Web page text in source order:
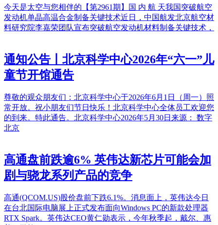
今天是太空与您相伴的【第2961期】国 内 航 天我国突破航空
发动机单晶高温合金制备关键技术近日，中国航发北京航空材
料研究院李嘉荣团队宣布突破航空发动机材料制备关键技术，
通知公告丨北京科学中心2026年“六一”儿
童节开馆通告
尊敬的观众朋友们：北京科学中心于2026年6月1日（周一）照
常开放。祝小朋友们节日快乐！北京科学中心全体员工欢迎您
的到来。特此通告。北京科学中心2026年5月30日‍‍来源： 数字
北京
高通盘前跌逾6% 英伟达新芯片可能会加
剧与骁龙系列产品的竞争
高通(QCOM.US)股价盘前下跌6.1%。消息面上，英伟达今日
在台北国际电脑展上正式发布面向Windows PC的新款处理器
RTX Spark。英伟达CEO黄仁勋表示，今年秋季起，戴尔、惠